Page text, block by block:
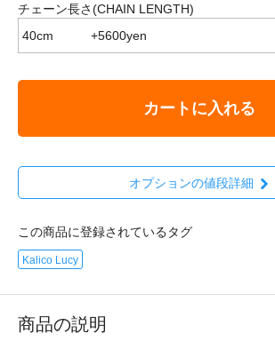
チェーン長さ(CHAIN LENGTH)
カートに入れる
オプションの値段詳細
この商品に登録されているタグ
Kalico Lucy
商品の説明